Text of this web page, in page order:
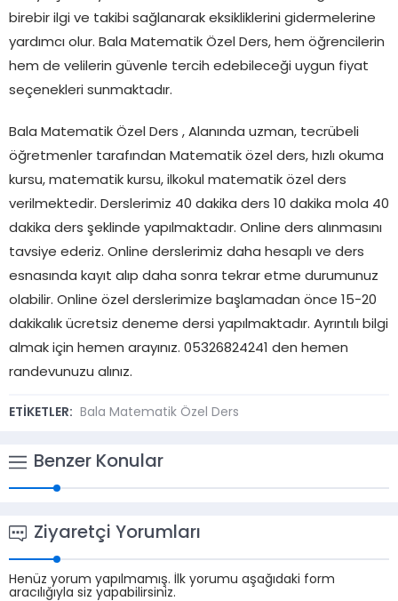
birebir ilgi ve takibi sağlanarak eksikliklerini gidermelerine
yardımcı olur. Bala Matematik Özel Ders, hem öğrencilerin
hem de velilerin güvenle tercih edebileceği uygun fiyat
seçenekleri sunmaktadır.
Bala Matematik Özel Ders , Alanında uzman, tecrübeli
öğretmenler tarafından Matematik özel ders, hızlı okuma
kursu, matematik kursu, ilkokul matematik özel ders
verilmektedir. Derslerimiz 40 dakika ders 10 dakika mola 40
dakika ders şeklinde yapılmaktadır. Online ders alınmasını
tavsiye ederiz. Online derslerimiz daha hesaplı ve ders
esnasında kayıt alıp daha sonra tekrar etme durumunuz
olabilir. Online özel derslerimize başlamadan önce 15-20
dakikalık ücretsiz deneme dersi yapılmaktadır. Ayrıntılı bilgi
almak için hemen arayınız. 05326824241 den hemen
randevunuzu alınız.
ETİKETLER: Bala Matematik Özel Ders
Benzer Konular
Ziyaretçi Yorumları
Henüz yorum yapılmamış. İlk yorumu aşağıdaki form
aracılığıyla siz yapabilirsiniz.